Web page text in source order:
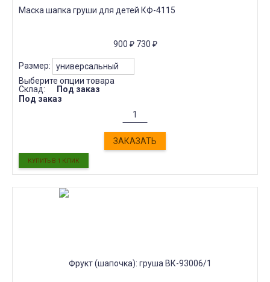
Маска шапка груши для детей КФ-4115
900 ₽ 730 ₽
Размер:
Выберите опции товара
Склад:
Под заказ
Под заказ
ЗАКАЗАТЬ